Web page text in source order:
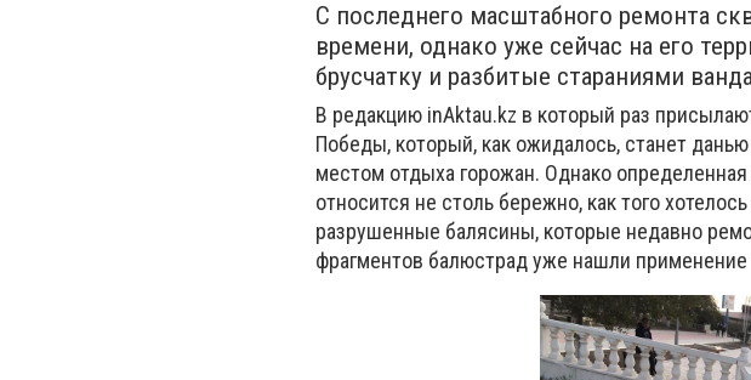
С последнего масштабного ремонта
времени, однако уже сейчас на его
брусчатку и разбитые стараниями
В редакцию inAktau.kz в который раз
Победы, который, как ожидалось, станет
местом отдыха горожан. Однако определенная
относится не столь бережно, как того
разрушенные балясины, которые недавно
фрагментов балюстрад уже нашли